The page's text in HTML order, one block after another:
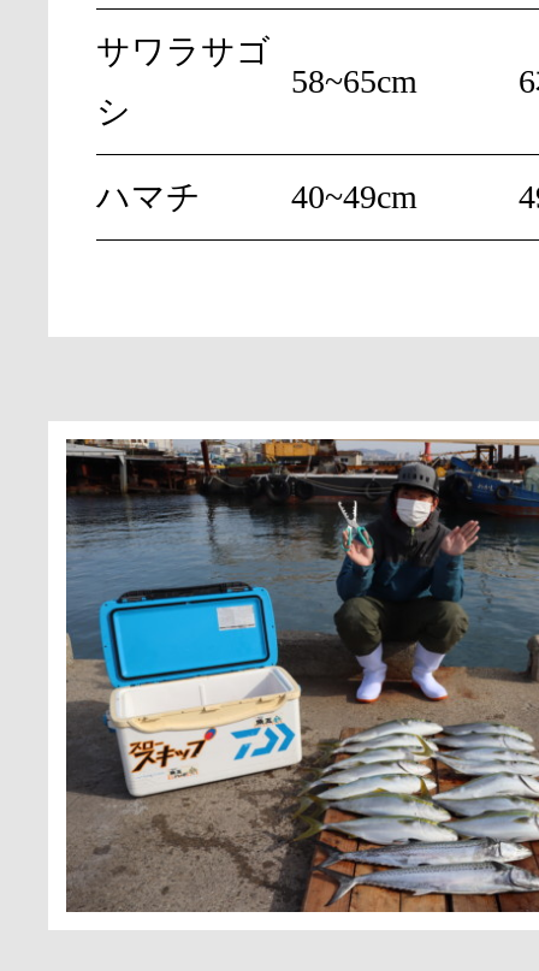
サワラサゴ
シ
58~65cm
ハマチ 40~49cm